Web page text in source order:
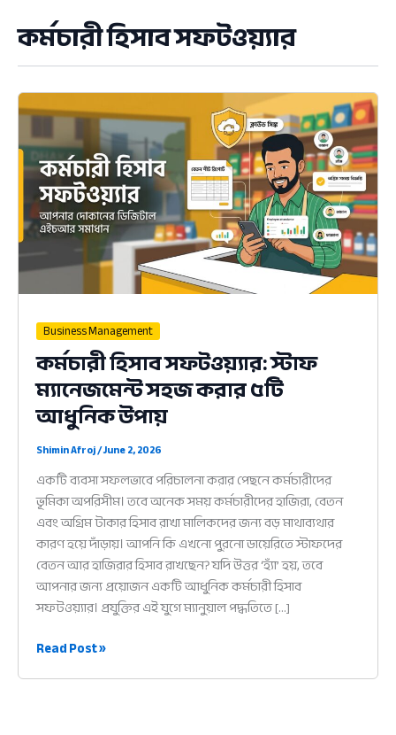
কর্মচারী হিসাব সফটওয়্যার
Business Management
কর্মচারী হিসাব সফটওয়্যার: স্টাফ
ম্যানেজমেন্ট সহজ করার ৫টি
আধুনিক উপায়
Shimin Afroj/June 2, 2026
একটি ব্যবসা সফলভাবে পরিচালনা করার পেছনে কর্মচারীদের
ভূমিকা অপরিসীম। তবে অনেক সময় কর্মচারীদের হাজিরা, বেতন
এবং অগ্রিম টাকার হিসাব রাখা মালিকদের জন্য বড় মাথাব্যথার
কারণ হয়ে দাঁড়ায়। আপনি কি এখনো পুরনো ডায়েরিতে স্টাফদের
বেতন আর হাজিরার হিসাব রাখছেন? যদি উত্তর ‘হ্যাঁ’ হয়, তবে
আপনার জন্য প্রয়োজন একটি আধুনিক কর্মচারী হিসাব
সফটওয়্যার। প্রযুক্তির এই যুগে ম্যানুয়াল পদ্ধতিতে […]
কর্মচারী
Read Post »